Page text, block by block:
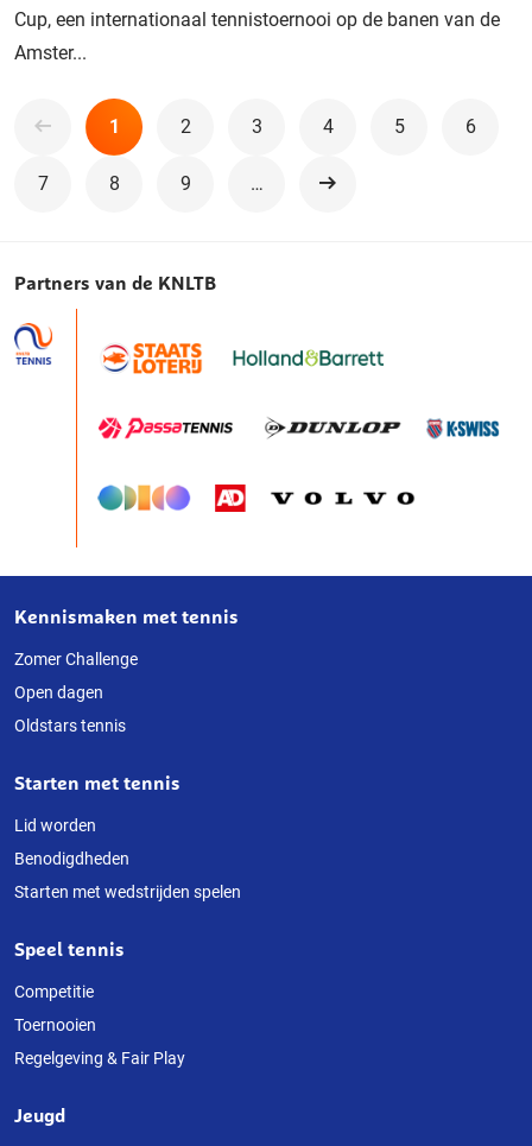
Cup, een internationaal tennistoernooi op de banen van de
Amster...
1 2 3 4 5 6
7 8 9 …
Volgende
Partners van de KNLTB
Over
deze
website
Kennismaken met tennis
Zomer Challenge
Open dagen
Oldstars tennis
Starten met tennis
Lid worden
Benodigdheden
Starten met wedstrijden spelen
Speel tennis
Competitie
Toernooien
Regelgeving & Fair Play
Jeugd